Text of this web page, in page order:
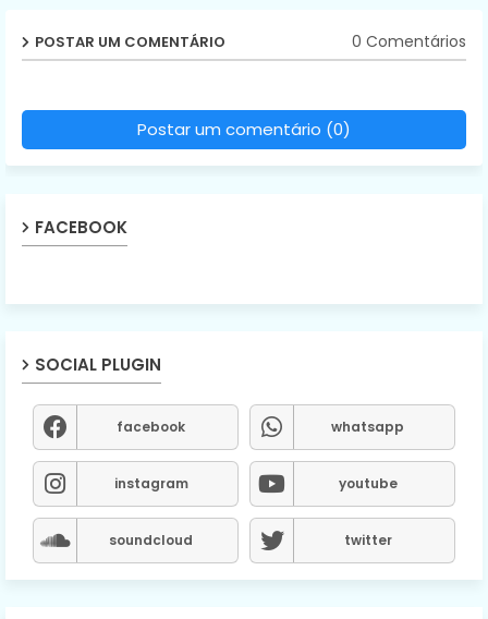
POSTAR UM COMENTÁRIO 0 Comentários
Postar um comentário (0)
FACEBOOK
SOCIAL PLUGIN
facebook whatsapp
instagram youtube
soundcloud twitter